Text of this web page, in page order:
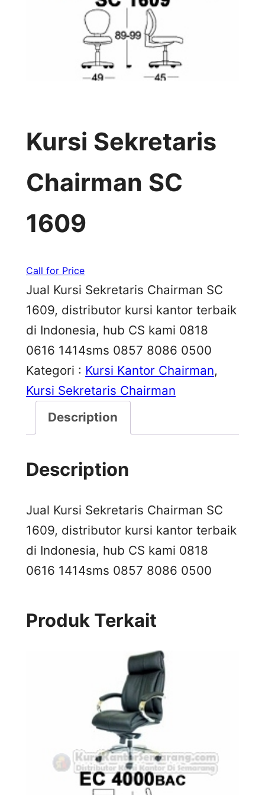
Kursi Sekretaris
Chairman SC
1609
Call for Price
Jual Kursi Sekretaris Chairman SC
1609, distributor kursi kantor terbaik
di Indonesia, hub CS kami 0818
0616 1414sms 0857 8086 0500
Kategori : Kursi Kantor Chairman
Kursi Sekretaris Chairman
Description
Description
Jual Kursi Sekretaris Chairman SC
1609, distributor kursi kantor terbaik
di Indonesia, hub CS kami 0818
0616 1414sms 0857 8086 0500
Produk Terkait